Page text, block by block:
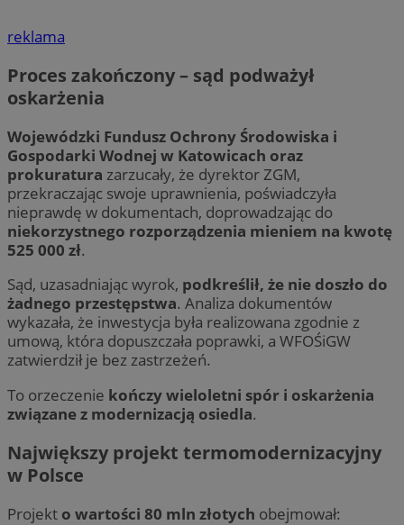
reklama
Proces zakończony – sąd podważył
oskarżenia
Wojewódzki Fundusz Ochrony Środowiska i
Gospodarki Wodnej w Katowicach oraz
prokuratura zarzucały, że dyrektor ZGM,
przekraczając swoje uprawnienia, poświadczyła
nieprawdę w dokumentach, doprowadzając do
niekorzystnego rozporządzenia mieniem na kwotę
525 000 zł.
Sąd, uzasadniając wyrok, podkreślił, że nie doszło do
żadnego przestępstwa. Analiza dokumentów
wykazała, że inwestycja była realizowana zgodnie z
umową, która dopuszczała poprawki, a WFOŚiGW
zatwierdził je bez zastrzeżeń.
To orzeczenie kończy wieloletni spór i oskarżenia
związane z modernizacją osiedla.
Największy projekt termomodernizacyjny
w Polsce
Projekt o wartości 80 mln złotych obejmował: